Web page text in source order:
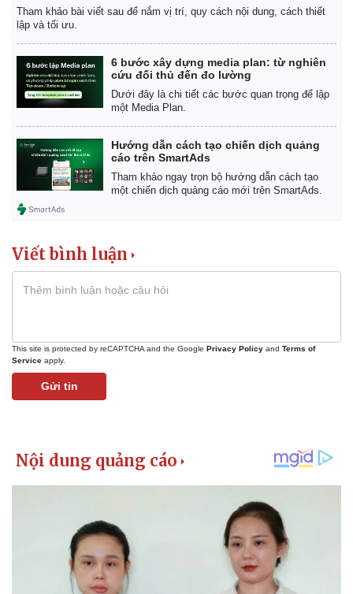
Bất động sản
Thị trường
Giá vàng
Tham khảo bài viết sau để nắm vị trí, quy cách nội dung, cách thiết
lập và tối ưu.
6 bước xây dựng media plan: từ nghiên
cứu đối thủ đến đo lường
Dưới đây là chi tiết các bước quan trọng để lập
một Media Plan.
Hướng dẫn cách tạo chiến dịch quảng
cáo trên SmartAds
Tham khảo ngay trọn bộ hướng dẫn cách tạo
một chiến dịch quảng cáo mới trên SmartAds.
Viết bình luận
This site is protected by reCAPTCHA and the Google Privacy Policy and Terms of
Service apply.
Gửi tin